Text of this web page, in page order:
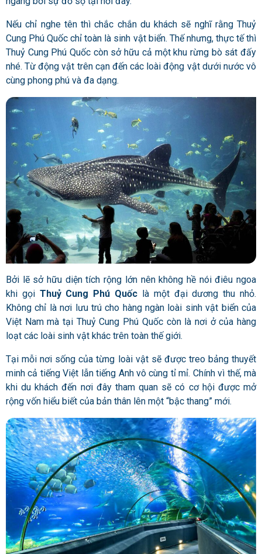
Nếu chỉ nghe tên thì chắc chắn du khách sẽ nghĩ rằng Thuỷ
Cung Phú Quốc chỉ toàn là sinh vật biển. Thế nhưng, thực tế thì
Thuỷ Cung Phú Quốc còn sở hữu cả một khu rừng bò sát đấy
nhé. Từ động vật trên cạn đến các loài động vật dưới nước vô
cùng phong phú và đa dạng.
Bởi lẽ sở hữu diện tích rộng lớn nên không hề nói điêu ngoa
khi gọi Thuỷ Cung Phú Quốc là một đại dương thu nhỏ.
Không chỉ là nơi lưu trú cho hàng ngàn loài sinh vật biển của
Việt Nam mà tại Thuỷ Cung Phú Quốc còn là nơi ở của hàng
loạt các loài sinh vật khác trên toàn thế giới.
Tại mỗi nơi sống của từng loài vật sẽ được treo bảng thuyết
minh cả tiếng Việt lẫn tiếng Anh vô cùng tỉ mỉ. Chính vì thế, mà
khi du khách đến nơi đây tham quan sẽ có cơ hội được mở
rộng vốn hiểu biết của bản thân lên một “bậc thang” mới.